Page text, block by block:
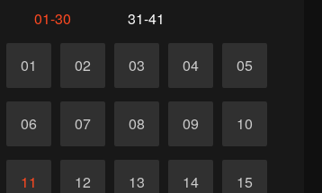
01-30 31-41
01 02 03 04 05
06 07 08 09 10
11 12 13 14 15